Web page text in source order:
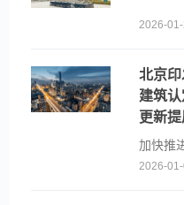
2026-
北京
建筑
更新
加快推
2026-